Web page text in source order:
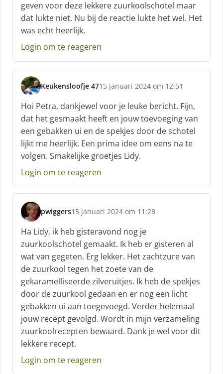
e
e
f
geven voor deze lekkere zuurkoolschotel maar
dat lukte niet. Nu bij de reactie lukte het wel. Het
was echt heerlijk.
Login om te reageren
Keukensloofje 47
s
c
h
r
e
e
f
15 januari 2024 om 12:51
Hoi Petra, dankjewel voor je leuke bericht. Fijn,
dat het gesmaakt heeft en jouw toevoeging van
een gebakken ui en de spekjes door de schotel
lijkt me heerlijk. Een prima idee om eens na te
volgen. Smakelijke groetjes Lidy.
Login om te reageren
pwiggers
s
c
h
r
e
e
f
15 januari 2024 om 11:28
Ha Lidy, ik heb gisteravond nog je
zuurkoolschotel gemaakt. Ik heb er gisteren al
wat van gegeten. Erg lekker. Het zachtzure van
de zuurkool tegen het zoete van de
gekaramelliseerde zilveruitjes. Ik heb de spekjes
door de zuurkool gedaan en er nog een licht
gebakken ui aan toegevoegd. Verder helemaal
jouw recept gevolgd. Wordt in mijn verzameling
zuurkoolrecepten bewaard. Dank je wel voor dit
lekkere recept.
Login om te reageren